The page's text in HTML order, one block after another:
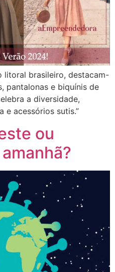
litoral brasileiro, destacam-
pantalonas e biquínis de
a diversidade,
e acessórios sutis.”
ou